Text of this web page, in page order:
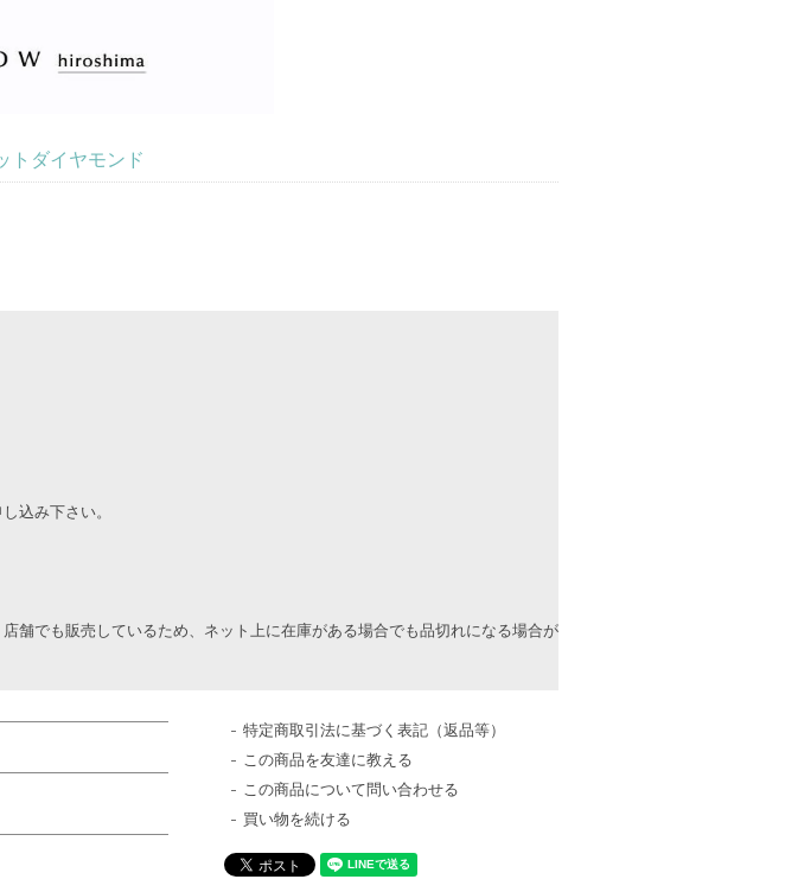
トダイヤモンド
込み下さい。
舗でも販売しているため、ネット上に在庫がある場合でも品切れになる場合が
特定商取引法に基づく表記（返品等）
この商品を友達に教える
この商品について問い合わせる
買い物を続ける